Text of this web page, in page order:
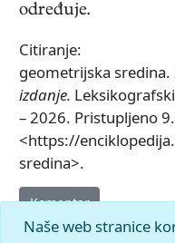
određuje.
Citiranje:
geometrijska sredina.
izdanje.
– 2026. Pristupljeno
<https://
sredina>.
Komentar
Naše web stranice